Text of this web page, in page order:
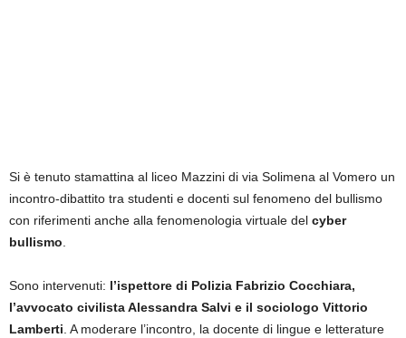
Si è tenuto stamattina al liceo Mazzini di via Solimena al Vomero un
incontro-dibattito tra studenti e docenti sul fenomeno del bullismo
con riferimenti anche alla fenomenologia virtuale del cyber
bullismo.
Sono intervenuti: l’ispettore di Polizia Fabrizio Cocchiara,
l’avvocato civilista Alessandra Salvi e il sociologo Vittorio
Lamberti. A moderare l’incontro, la docente di lingue e letterature